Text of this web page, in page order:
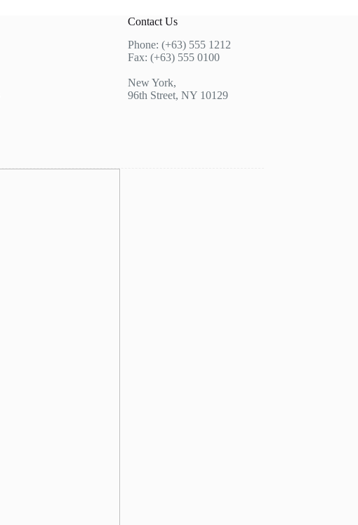
Contact Us
Phone: (+63) 555 1212
Fax: (+63) 555 0100
New York,
96th Street, NY 10129